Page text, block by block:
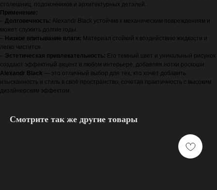
столешниц, подоконников и архитектурных деталей.
Применение:
– Долговечность: Alexandr Black устойчив к механическим повреждениям и
может служить долгие годы.
– Низкое впитывание влаги: Материал стойкий к воздействию жидкости и
легко чистится.
– Эстетическая привлекательность: Его темный цвет и уникальный рисунок
создают эффектный акцент в любом интерьере, добавляя нотки роскоши.
Alexandr Black — это отличный выбор для тех, кто хочет добавить
изысканность и стиль в своё пространство, сочетая практичность с высоким
дизайнерским эффектом.
Смотрите так же другие товары